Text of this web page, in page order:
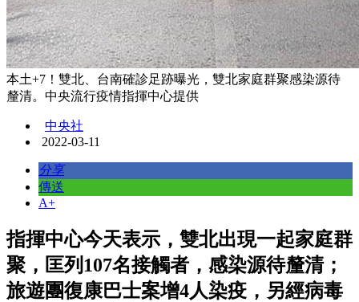
本土+7！雙北、台南確診足跡曝光，雙北家庭群聚感染源待
釐清。中央流行疫情指揮中心提供
中央社
2022-03-11
分享
傳送
A+
指揮中心今天表示，雙北出現一起家庭群
聚，匡列107名接觸者，感染源待釐清；
旅遊團復康巴士案增4人染疫，另經病毒